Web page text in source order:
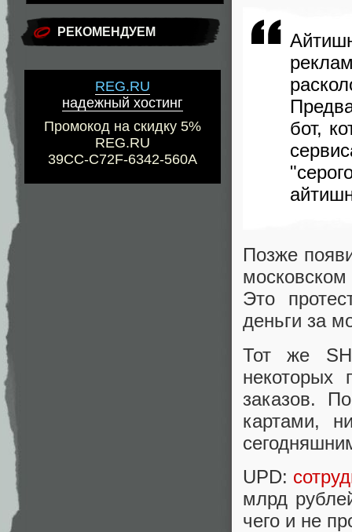
РЕКОМЕНДУЕМ
REG.RU
надежный хостинг
Промокод на скидку 5%
REG.RU
39CC-C72F-6342-560A
бот,
Позже
Это
деньги за
Тот же
некоторых
заказов.
картами,
UPD:
млрд
чего и не